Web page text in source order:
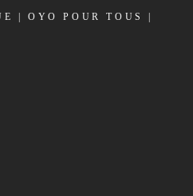
|OYO POUR TOUS